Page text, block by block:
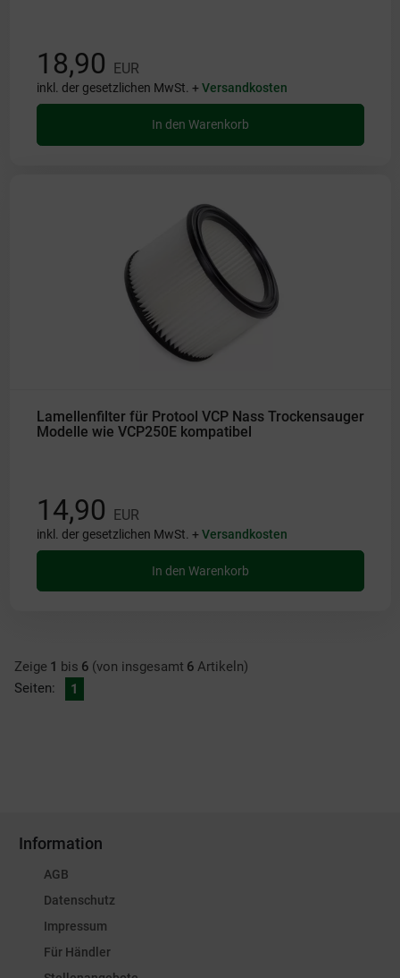
18,90 EUR
inkl. der gesetzlichen MwSt. +Versandkosten
In den Warenkorb
Lamellenfilter für Protool VCP Nass Trockensauger
Modelle wie VCP250E kompatibel
14,90 EUR
inkl. der gesetzlichen MwSt. +Versandkosten
In den Warenkorb
Zeige 1 bis 6 (von insgesamt 6 Artikeln)
Seiten:
1
Information
AGB
Datenschutz
Impressum
Für Händler